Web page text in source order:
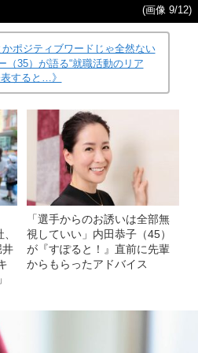
(画像 9/12)
かポジティブワードじゃ全然ない
（35）が語る“就職活動のリア
すると…》
井
「選手からのお誘いは全部無
視していい」内田恭子（45）
が『すぽると！』直前に先輩
からもらったアドバイス